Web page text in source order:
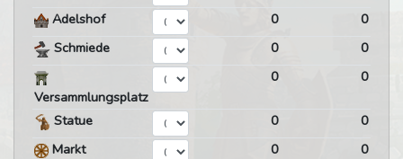
Adelshof
0
0
Schmiede
0 0
Versammlungsplatz
0 0
Statue 0
0
Markt
0
0